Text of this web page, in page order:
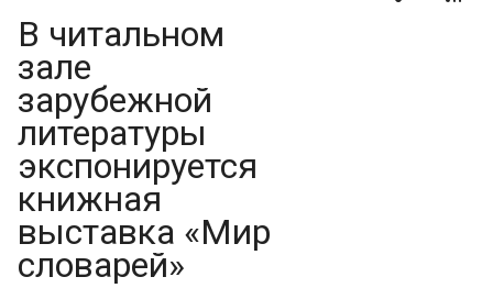
В читальном
зале
зарубежной
литературы
экспонируется
книжная
выставка «Мир
словарей»